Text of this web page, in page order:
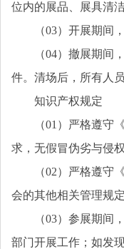
位内的展品、展具清
（03）开展期间
（04）撤展期间
件。清场后，所有人
知识产权规定
（01）严格遵
求，无假冒伪劣与侵
（02）严格遵守
会的其他相关管理规定
（03）参展期
部门开展工作；如发